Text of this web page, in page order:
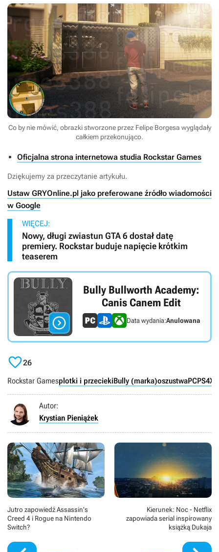
Co by nie mówić, obrazki stworzone przez Felipe Borgesa wyglądały
całkiem przekonująco.
Oficjalna strona internetowa studia Rockstar Games
Dziękujemy za przeczytanie artykułu.
Ustaw GRYOnline.pl jako preferowane źródło wiadomości
w Google
WIĘCEJ:
Nowy, długi zwiastun GTA 6 dostał datę
premiery. Rockstar buduje napięcie krótkim
teaserem

Bully Bullworth Academy:
Canis Canem Edit
Data wydania:Anulowana
26
Rockstar Gamesplotki i przeciekiBully (marka)oszustwaPCPS4
Autor:
Krystian Pieniążek
Jutro zapowiedź Assassin's
Creed 4 i Rogue na Nintendo
Switch?
Kierunek: Noc - Netflix
zapowiada serial inspirowany
książką Dukaja